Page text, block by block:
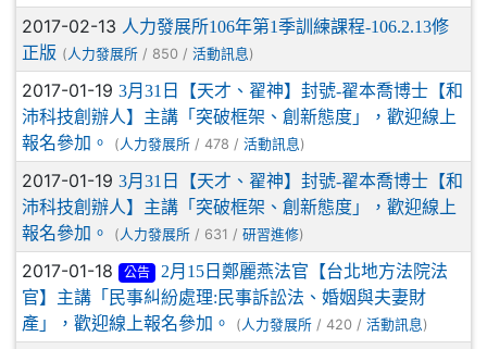
2017-02-13 人力發展所106年第1季訓練課程-106.2.13修
正版 ( 人力發展所 / 850 / 活動訊息 )
2017-01-19 3月31日【天才、翟神】封號-翟本喬博士【和
沛科技創辦人】主講「突破框架、創新態度」，歡迎線上
報名參加。
( 人力發展所 / 478 / 活動訊息 )
2017-01-19 3月31日【天才、翟神】封號-翟本喬博士【和
沛科技創辦人】主講「突破框架、創新態度」，歡迎線上
報名參加。
( 人力發展所 / 631 / 研習進修)
2017-01-18 公告
2月15日鄭麗燕法官【台北地方法院法
官】主講「民事糾紛處理:民事訴訟法、婚姻與夫妻財
產」，歡迎線上報名參加。
( 人力發展所 / 420 / 活動訊息 )